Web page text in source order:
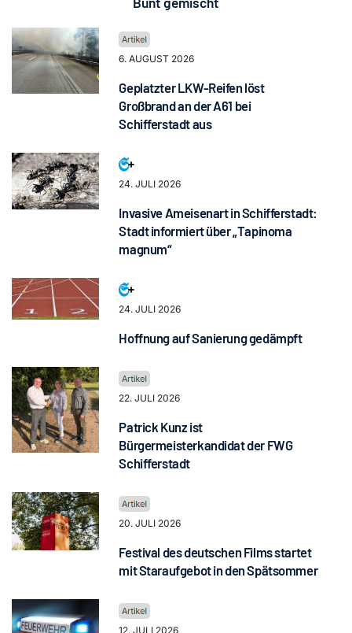
6. AUGUST 2026
Geplatzter LKW-Reifen löst
Großbrand an der A61 bei
Schifferstadt aus
24. JULI 2026
Invasive Ameisenart in Schifferstadt:
Stadt informiert über „Tapinoma
magnum“
24. JULI 2026
Hoffnung auf Sanierung gedämpft
22. JULI 2026
Patrick Kunz ist
Bürgermeisterkandidat der FWG
Schifferstadt
20. JULI 2026
Festival des deutschen Films startet
mit Staraufgebot in den Spätsommer
12. JULI 2026